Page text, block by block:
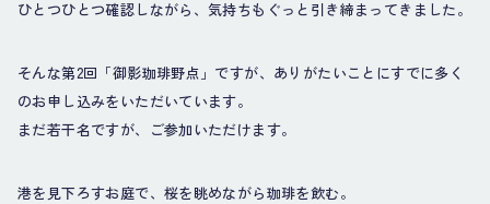
ひとつひとつ確認しながら、気持ちもぐっと引き締まってきました。
そんな第2回「御影珈琲野点」ですが、ありがたいことにすでに多く
のお申し込みをいただいています。
まだ若干名ですが、ご参加いただけます。
港を見下ろすお庭で、桜を眺めながら珈琲を飲む。